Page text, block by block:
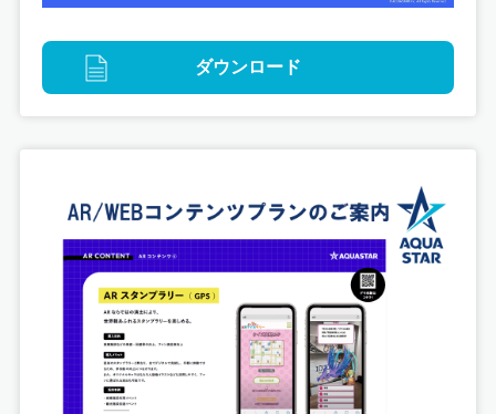
ダウンロード